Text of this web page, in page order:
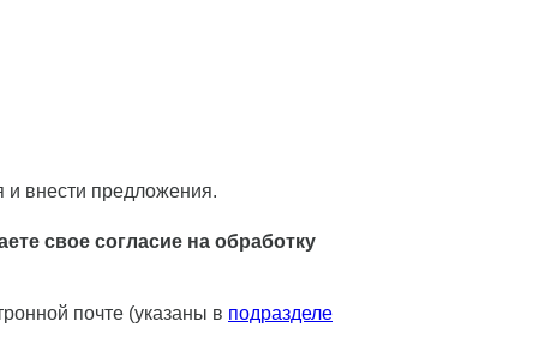
и внести предложения.
свое согласие на обработку
почте (указаны в подразделе